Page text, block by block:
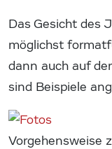
Das Gesicht des
möglichst
dann auch auf
sind Beispiele
Vorgehensweise